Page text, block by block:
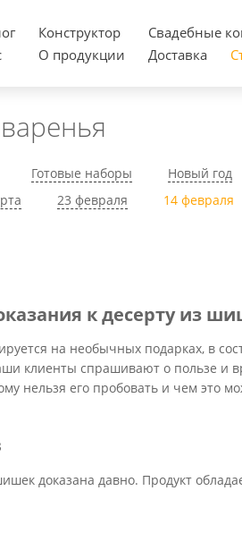
Конструктор
Cвадебные
О продукции Доставка
Готовые наборы
Новый год
23 февраля 14 февраля
к десерту из
на необычных подарках, в
клиенты спрашивают о пользе и
нельзя его пробовать и чем это
доказана давно. Продукт